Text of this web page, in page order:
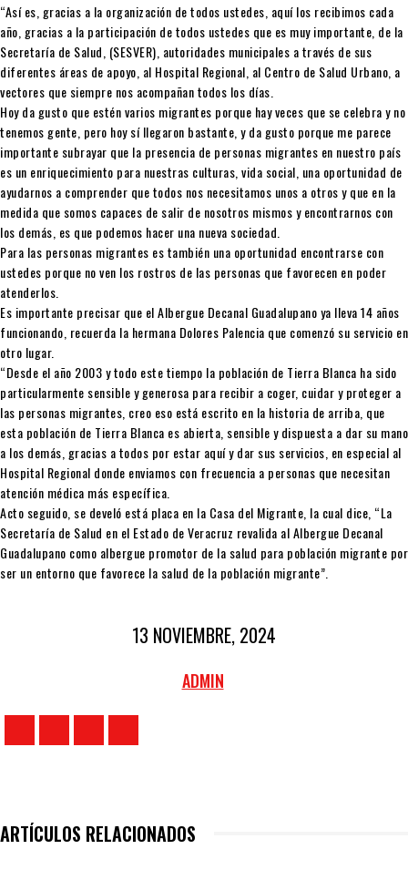
“Así es, gracias a la organización de todos ustedes, aquí los recibimos cada
año, gracias a la participación de todos ustedes que es muy importante, de la
Secretaría de Salud, (SESVER), autoridades municipales a través de sus
diferentes áreas de apoyo, al Hospital Regional, al Centro de Salud Urbano, a
vectores que siempre nos acompañan todos los días.
Hoy da gusto que estén varios migrantes porque hay veces que se celebra y no
tenemos gente, pero hoy sí llegaron bastante, y da gusto porque me parece
importante subrayar que la presencia de personas migrantes en nuestro país
es un enriquecimiento para nuestras culturas, vida social, una oportunidad de
ayudarnos a comprender que todos nos necesitamos unos a otros y que en la
medida que somos capaces de salir de nosotros mismos y encontrarnos con
los demás, es que podemos hacer una nueva sociedad.
Para las personas migrantes es también una oportunidad encontrarse con
ustedes porque no ven los rostros de las personas que favorecen en poder
atenderlos.
Es importante precisar que el Albergue Decanal Guadalupano ya lleva 14 años
funcionando, recuerda la hermana Dolores Palencia que comenzó su servicio en
otro lugar.
“Desde el año 2003 y todo este tiempo la población de Tierra Blanca ha sido
particularmente sensible y generosa para recibir a coger, cuidar y proteger a
las personas migrantes, creo eso está escrito en la historia de arriba, que
esta población de Tierra Blanca es abierta, sensible y dispuesta a dar su mano
a los demás, gracias a todos por estar aquí y dar sus servicios, en especial al
Hospital Regional donde enviamos con frecuencia a personas que necesitan
atención médica más específica.
Acto seguido, se develó está placa en la Casa del Migrante, la cual dice, “La
Secretaría de Salud en el Estado de Veracruz revalida al Albergue Decanal
Guadalupano como albergue promotor de la salud para población migrante por
ser un entorno que favorece la salud de la población migrante”.
13 NOVIEMBRE, 2024
ADMIN
ARTÍCULOS RELACIONADOS